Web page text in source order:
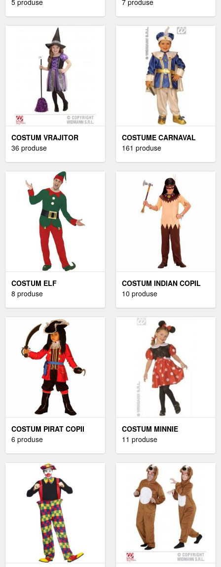
COSTUM VRAJITOR
36 produse
COSTUME CARNAVAL
COPII
161 produse
COSTUM ELF
8 produse
COSTUM INDIAN COPIL
10 produse
COSTUM PIRAT COPII
6 produse
COSTUM MINNIE
11 produse